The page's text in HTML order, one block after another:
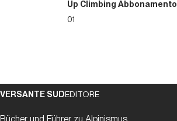
Up Climbing Abbonamento
01
VERSANTE SUDEDITORE